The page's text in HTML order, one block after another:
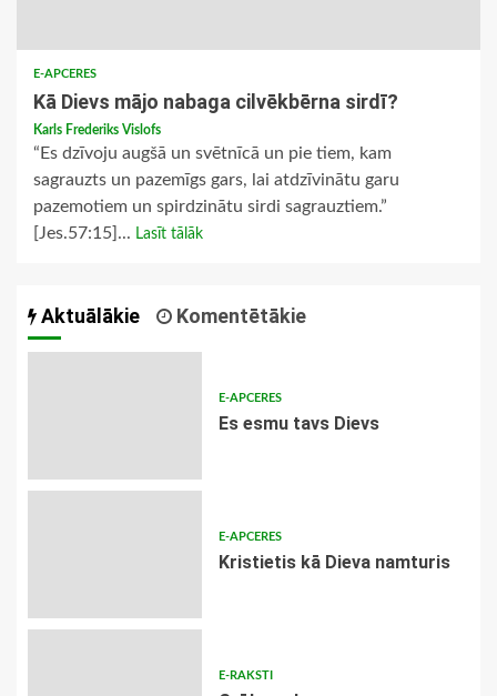
E-APCERES
Kā Dievs mājo nabaga cilvēkbērna sirdī?
Karls Frederiks Vislofs
“Es dzīvoju augšā un svētnīcā un pie tiem, kam
sagrauzts un pazemīgs gars, lai atdzīvinātu garu
pazemotiem un spirdzinātu sirdi sagrauztiem.”
[Jes.57:15]... Lasīt tālāk
Aktuālākie Komentētākie
E-APCERES
Es esmu tavs Dievs
E-APCERES
Kristietis kā Dieva namturis
E-RAKSTI